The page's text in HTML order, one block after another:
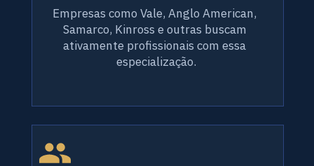
Empresas como Vale, Anglo American,
Samarco, Kinross e outras buscam
ativamente profissionais com essa
especialização.